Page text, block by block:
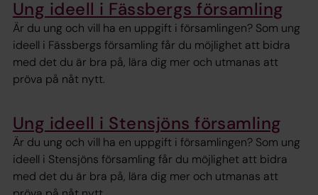
Ung ideell i Fässbergs församling
Är du ung och vill ha en uppgift i församlingen? Som ung
ideell i Fässbergs församling får du möjlighet att bidra
med det du är bra på, lära dig mer och utmanas att
pröva på nåt nytt.
Ung ideell i Stensjöns församling
Är du ung och vill ha en uppgift i församlingen? Som ung
ideell i Stensjöns församling får du möjlighet att bidra
med det du är bra på, lära dig mer och utmanas att